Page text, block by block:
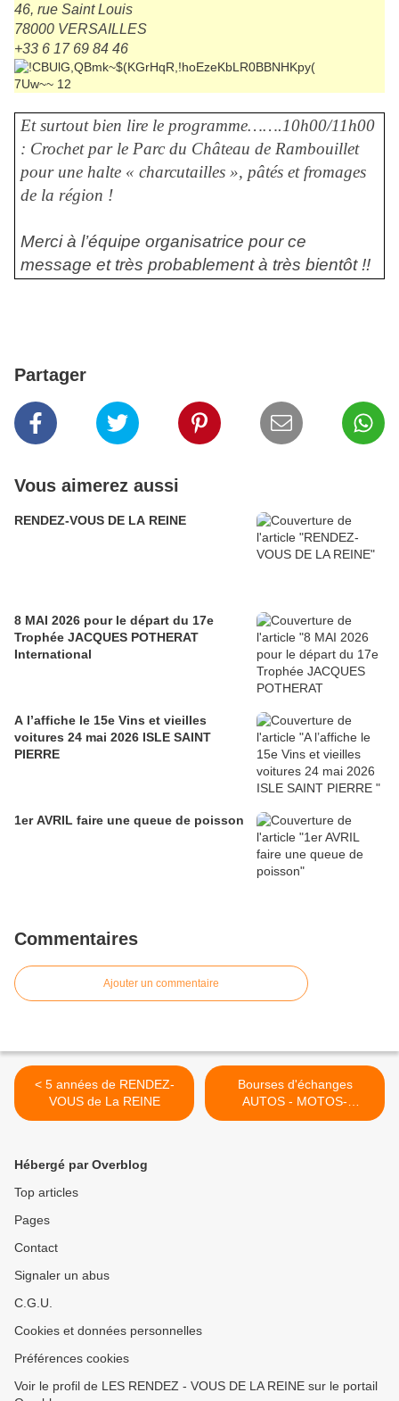
46, rue Saint Louis
78000 VERSAILLES
+33 6 17 69 84 46
Et surtout bien lire le programme…….10h00/11h00
: Crochet par le Parc du Château de Rambouillet
pour une halte « charcutailles », pâtés et fromages
de la région !
Merci à l’équipe organisatrice pour ce
message et très probablement à très bientôt !!
Partager
Vous aimerez aussi
RENDEZ-VOUS DE LA REINE
8 MAI 2026 pour le départ du 17e
Trophée JACQUES POTHERAT
International
A l’affiche le 15e Vins et vieilles
voitures 24 mai 2026 ISLE SAINT
PIERRE
1er AVRIL faire une queue de poisson
Commentaires
Ajouter un commentaire
< 5 années de RENDEZ-
VOUS de La REINE
Bourses d'échanges
AUTOS - MOTOS-
VEHICULES ANCIENS à
Hébergé par Overblog
Top articles
Pages
Contact
Signaler un abus
C.G.U.
Cookies et données personnelles
Préférences cookies
Voir le profil de LES RENDEZ - VOUS DE LA REINE sur le portail